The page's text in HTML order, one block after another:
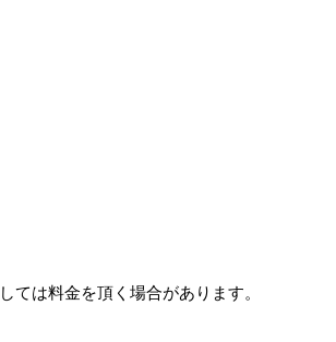
は料金を頂く場合があります。